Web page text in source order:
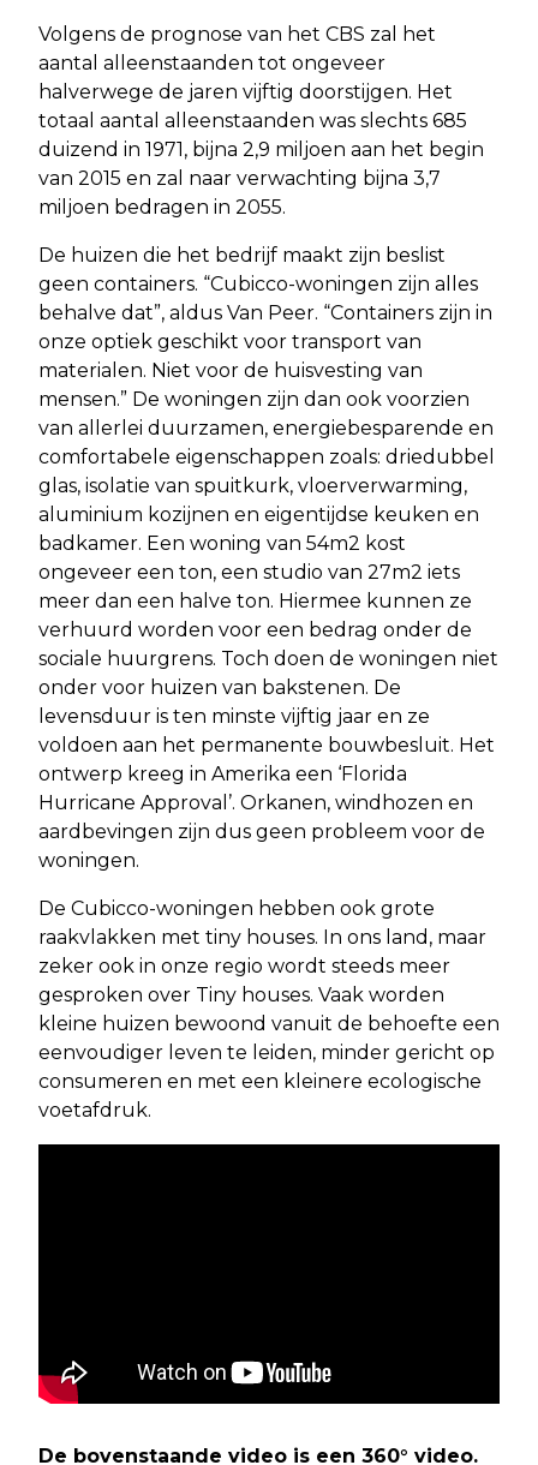
Volgens de prognose van het CBS zal het
aantal alleenstaanden tot ongeveer
halverwege de jaren vijftig doorstijgen. Het
totaal aantal alleenstaanden was slechts 685
duizend in 1971, bijna 2,9 miljoen aan het begin
van 2015 en zal naar verwachting bijna 3,7
miljoen bedragen in 2055.
De huizen die het bedrijf maakt zijn beslist
geen containers. “Cubicco-woningen zijn alles
behalve dat”, aldus Van Peer. “Containers zijn in
onze optiek geschikt voor transport van
materialen. Niet voor de huisvesting van
mensen.” De woningen zijn dan ook voorzien
van allerlei duurzamen, energiebesparende en
comfortabele eigenschappen zoals: driedubbel
glas, isolatie van spuitkurk, vloerverwarming,
aluminium kozijnen en eigentijdse keuken en
badkamer. Een woning van 54m2 kost
ongeveer een ton, een studio van 27m2 iets
meer dan een halve ton. Hiermee kunnen ze
verhuurd worden voor een bedrag onder de
sociale huurgrens. Toch doen de woningen niet
onder voor huizen van bakstenen. De
levensduur is ten minste vijftig jaar en ze
voldoen aan het permanente bouwbesluit. Het
ontwerp kreeg in Amerika een ‘Florida
Hurricane Approval’. Orkanen, windhozen en
aardbevingen zijn dus geen probleem voor de
woningen.
De Cubicco-woningen hebben ook grote
raakvlakken met tiny houses. In ons land, maar
zeker ook in onze regio wordt steeds meer
gesproken over Tiny houses. Vaak worden
kleine huizen bewoond vanuit de behoefte een
eenvoudiger leven te leiden, minder gericht op
consumeren en met een kleinere ecologische
voetafdruk.
De bovenstaande video is een 360° video.